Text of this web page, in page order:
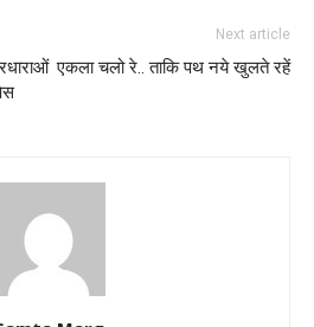
Next article
एकला चलो रे.. ताकि पथ नये खुलते रहें